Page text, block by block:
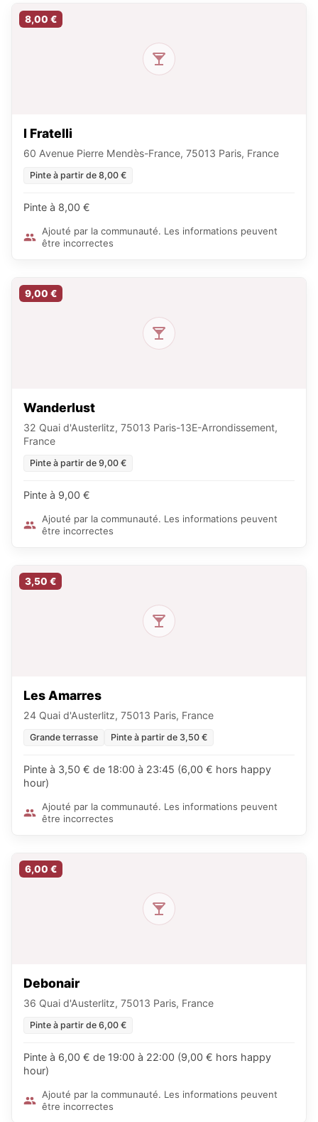
8,00 €
I Fratelli
60 Avenue Pierre Mendès-France, 75013 Paris, France
Pinte à partir de 8,00 €
Pinte à 8,00 €
Ajouté par la communauté. Les informations peuvent
être incorrectes
9,00 €
Wanderlust
32 Quai d'Austerlitz, 75013 Paris-13E-Arrondissement,
France
Pinte à partir de 9,00 €
Pinte à 9,00 €
Ajouté par la communauté. Les informations peuvent
être incorrectes
3,50 €
Les Amarres
24 Quai d'Austerlitz, 75013 Paris, France
Grande terrasse Pinte à partir de 3,50 €
Pinte à 3,50 € de 18:00 à 23:45 (6,00 € hors happy
hour)
Ajouté par la communauté. Les informations peuvent
être incorrectes
6,00 €
Debonair
36 Quai d'Austerlitz, 75013 Paris, France
Pinte à partir de 6,00 €
Pinte à 6,00 € de 19:00 à 22:00 (9,00 € hors happy
hour)
Ajouté par la communauté. Les informations peuvent
être incorrectes